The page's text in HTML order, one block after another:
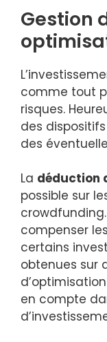
Gestion
comme tout
risques.
des
des
La déduction
possible sur
compenser
certains
obtenues sur
en compte